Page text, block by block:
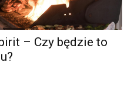
– Czy będzie to